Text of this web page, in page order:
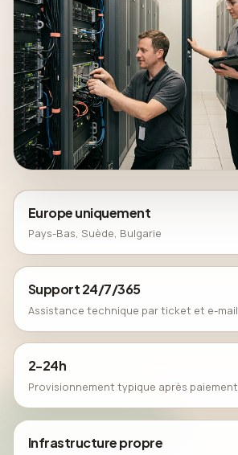
Europe uniquement
Pays-Bas, Suède, Bulgarie
Support 24/7/365
Assistance technique par ticket et e-mail
2-24h
Provisionnement typique après paiement
Infrastructure propre